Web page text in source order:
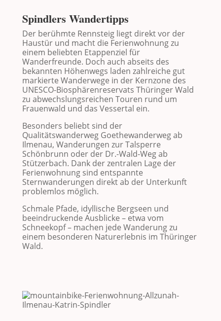
Spindlers Wandertipps
Der berühmte Rennsteig liegt direkt vor der
Haustür und macht die Ferienwohnung zu
einem beliebten Etappenziel für
Wanderfreunde. Doch auch abseits des
bekannten Höhenwegs laden zahlreiche gut
markierte Wanderwege in der Kernzone des
UNESCO-Biosphärenreservats Thüringer Wald
zu abwechslungsreichen Touren rund um
Frauenwald und das Vessertal ein.
Besonders beliebt sind der
Qualitätswanderweg Goethewanderweg ab
Ilmenau, Wanderungen zurTalsperre
Schönbrunn oder der Dr.-Wald-Weg ab
Stützerbach. Dank der zentralen Lage der
Ferienwohnung sind entspannte
Sternwanderungen direkt ab der Unterkunft
problemlos möglich.
Schmale Pfade, idyllische Bergseen und
beeindruckende Ausblicke – etwa vom
Schneekopf– machen jede Wanderung zu
einem besonderen Naturerlebnis im Thüringer
Wald.